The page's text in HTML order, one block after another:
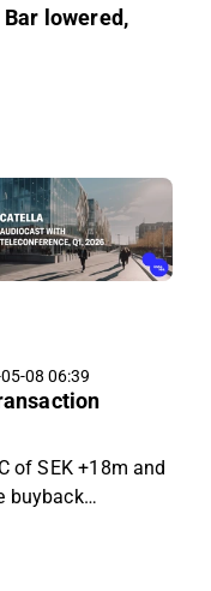
lowered,
08 06:39
of SEK +18m and
buyback
Q1 EBIT SEK